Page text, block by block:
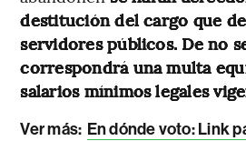
destitución del cargo que
servidores públicos. De no
correspondrá una multa
salarios mínimos legales
Ver más: En dónde voto: Link